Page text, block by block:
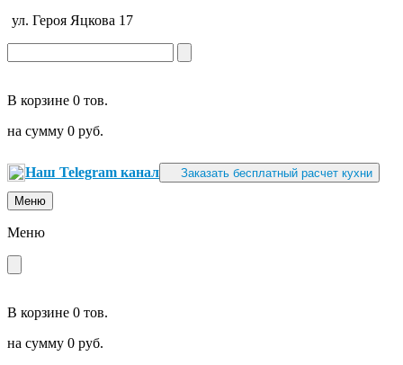
ул. Героя Яцкова 17
В корзине 0 тов.
на сумму 0 руб.
Наш Telegram канал Заказать бесплатный расчет кухни
Меню
Меню
В корзине 0 тов.
на сумму 0 руб.